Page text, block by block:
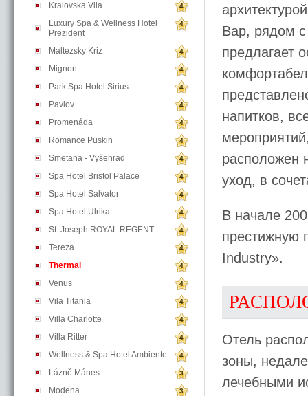
Kralovska Vila 4
Luxury Spa & Wellness Hotel
Prezident
4
Maltezsky Kriz 4
Mignon 4
Park Spa Hotel Sirius 4
Pavlov 4
Promenáda 4
Romance Puskin 4
Smetana - Vyšehrad 4
Spa Hotel Bristol Palace 4
Spa Hotel Salvator 4
Spa Hotel Ulrika 4
St. Joseph ROYAL REGENT 4
Tereza 4
Thermal 4
Venus 4
Vila Titania 4
Villa Charlotte 4
Villa Ritter 4
Wellness & Spa Hotel Ambiente 4
Lázně Mánes 3
Modena 3
Вар, рядом
предлагает
напитков,
расположен
уход, в
В начале
престижную
Industry».
Отель
зоны,
лечебными